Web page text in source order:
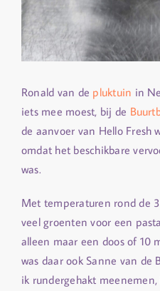
Ronald van de pluktuin in
iets mee moest, bij de
de aanvoer van Hello Fresh
omdat het beschikbare
was.
Met temperaturen rond de
veel groenten voor een
alleen maar een doos of 10
was daar ook Sanne van de
ik rundergehakt